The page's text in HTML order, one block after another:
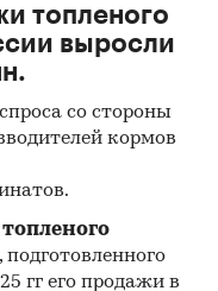
топленого
выросли
со стороны
кормов
, подготовленного
гг его продажи в